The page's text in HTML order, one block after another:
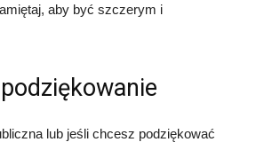
aby być szczerym i
lub jeśli chcesz podziękować